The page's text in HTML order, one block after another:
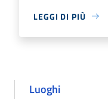
LEGGI DI PIÙ
Luoghi